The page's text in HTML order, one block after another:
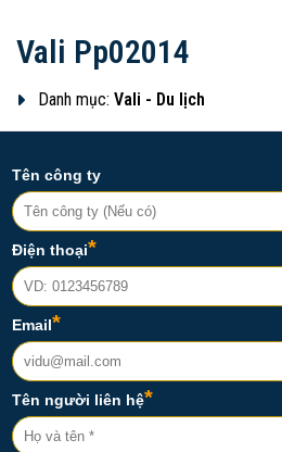
Vali Pp02014
Danh mục: Vali - Du lịch